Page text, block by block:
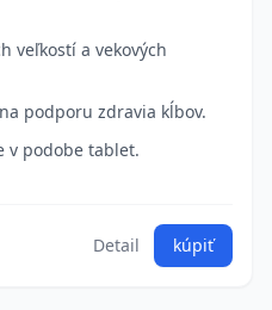
veľkostí a vekových
podporu zdravia kĺbov.
v podobe tablet.
Detail kúpiť